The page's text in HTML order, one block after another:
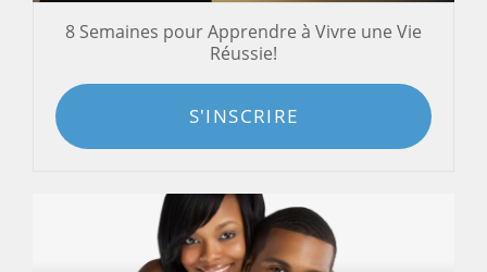
8 Semaines pour Apprendre à Vivre une Vie
Réussie!
S'INSCRIRE